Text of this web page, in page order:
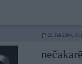
23. Feb 2004,